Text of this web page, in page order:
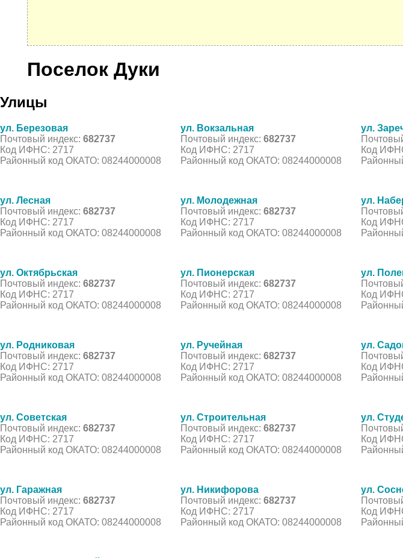
Поселок Дуки
Улицы
ул. Березовая
Почтовый индекс: 682737
Код ИФНС: 2717
Районный код ОКАТО: 08244000008
ул. Вокзальная
Почтовый индекс: 682737
Код ИФНС: 2717
Районный код ОКАТО: 08244000008
ул.
Код
ул. Лесная
Почтовый индекс: 682737
Код ИФНС: 2717
Районный код ОКАТО: 08244000008
ул. Молодежная
Почтовый индекс: 682737
Код ИФНС: 2717
Районный код ОКАТО: 08244000008
ул.
Код
ул. Октябрьская
Почтовый индекс: 682737
Код ИФНС: 2717
Районный код ОКАТО: 08244000008
ул. Пионерская
Почтовый индекс: 682737
Код ИФНС: 2717
Районный код ОКАТО: 08244000008
ул.
Код
ул. Родниковая
Почтовый индекс: 682737
Код ИФНС: 2717
Районный код ОКАТО: 08244000008
ул. Ручейная
Почтовый индекс: 682737
Код ИФНС: 2717
Районный код ОКАТО: 08244000008
ул.
Код
ул. Советская
Почтовый индекс: 682737
Код ИФНС: 2717
Районный код ОКАТО: 08244000008
ул. Строительная
Почтовый индекс: 682737
Код ИФНС: 2717
Районный код ОКАТО: 08244000008
ул.
Код
ул. Гаражная
Почтовый индекс: 682737
Код ИФНС: 2717
Районный код ОКАТО: 08244000008
ул. Никифорова
Почтовый индекс: 682737
Код ИФНС: 2717
Районный код ОКАТО: 08244000008
ул.
Код